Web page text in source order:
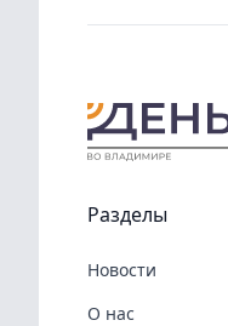
Разделы
Новости
О нас